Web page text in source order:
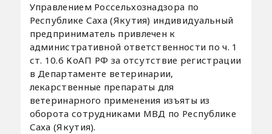
Управлением Россельхознадзора по
Республике Саха (Якутия) индивидуальный
предприниматель привлечен к
административной ответственности по ч. 1
ст. 10.6 КоАП РФ за отсутствие регистрации
в Департаменте ветеринарии,
лекарственные препараты для
ветеринарного применения изъяты из
оборота сотрудниками МВД по Республике
Саха (Якутия).